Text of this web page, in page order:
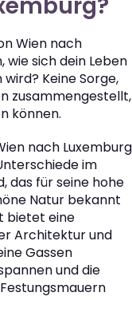
Wien nach
wie sich dein Leben
Keine Sorge,
zusammengestellt,
können.
nach Luxemburg
im
das für seine hohe
Natur bekannt
bietet eine
Architektur und
Gassen
und die